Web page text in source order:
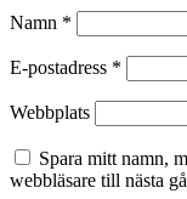
Namn *
E-postadress *
Webbplats
Spara mitt namn,
webbläsare till nästa